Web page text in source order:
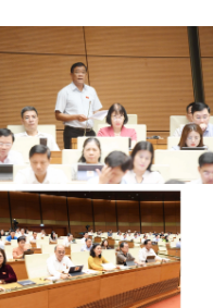
Công nghệ
Sành điệu
Tin Công nghệ
Trải nghiệm